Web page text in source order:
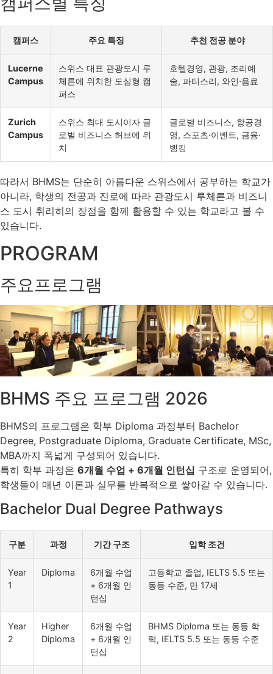
캠퍼스 주요 특징 추천 전공 분야
Lucerne
Campus
스위스 대표 관광도시 루
체른에 위치한 도심형 캠
퍼스
호텔경영, 관광, 조리예
술, 파티스리, 와인·음료
Zurich
Campus
스위스 최대 도시이자 글
로벌 비즈니스 허브에 위
치
글로벌 비즈니스, 항공경
영, 스포츠·이벤트, 금융·
뱅킹
따라서 BHMS는 단순히 아름다운 스위스에서 공부하는 학교가
아니라, 학생의 전공과 진로에 따라 관광도시 루체른과 비즈니
스 도시 취리히의 장점을 함께 활용할 수 있는 학교라고 볼 수
있습니다.
PROGRAM
주요프로그램
BHMS 주요 프로그램 2026
BHMS의 프로그램은 학부 Diploma 과정부터 Bachelor
Degree, Postgraduate Diploma, Graduate Certificate, MSc,
MBA까지 폭넓게 구성되어 있습니다.
특히 학부 과정은 6개월 수업 + 6개월 인턴십 구조로 운영되어,
학생들이 매년 이론과 실무를 반복적으로 쌓아갈 수 있습니다.
Bachelor Dual Degree Pathways
구분 과정 기간 구조 입학 조건
Year
1
Diploma
6개월 수업
+ 6개월 인
턴십
고등학교 졸업, IELTS 5.5 또는
동등 수준, 만 17세
Year
2
Higher
Diploma
6개월 수업
+ 6개월 인
턴십
BHMS Diploma 또는 동등 학
력, IELTS 5.5 또는 동등 수준